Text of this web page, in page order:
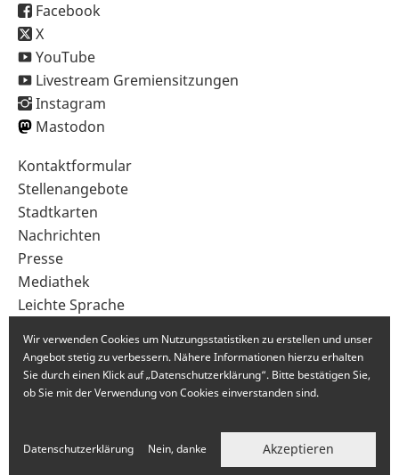
Facebook
X
YouTube
Livestream Gremiensitzungen
Instagram
Mastodon
Sekundärnavigation
im
Fußbereich
Kontaktformular
Stellenangebote
Stadtkarten
Nachrichten
Presse
Mediathek
Leichte Sprache
Wir verwenden Cookies um Nutzungsstatistiken zu erstellen und unser
Angebot stetig zu verbessern. Nähere Informationen hierzu erhalten
Sie durch einen Klick auf „Datenschutzerklärung“. Bitte bestätigen Sie,
ob Sie mit der Verwendung von Cookies einverstanden sind.
Datenschutzerklärung Nein, danke Akzeptieren